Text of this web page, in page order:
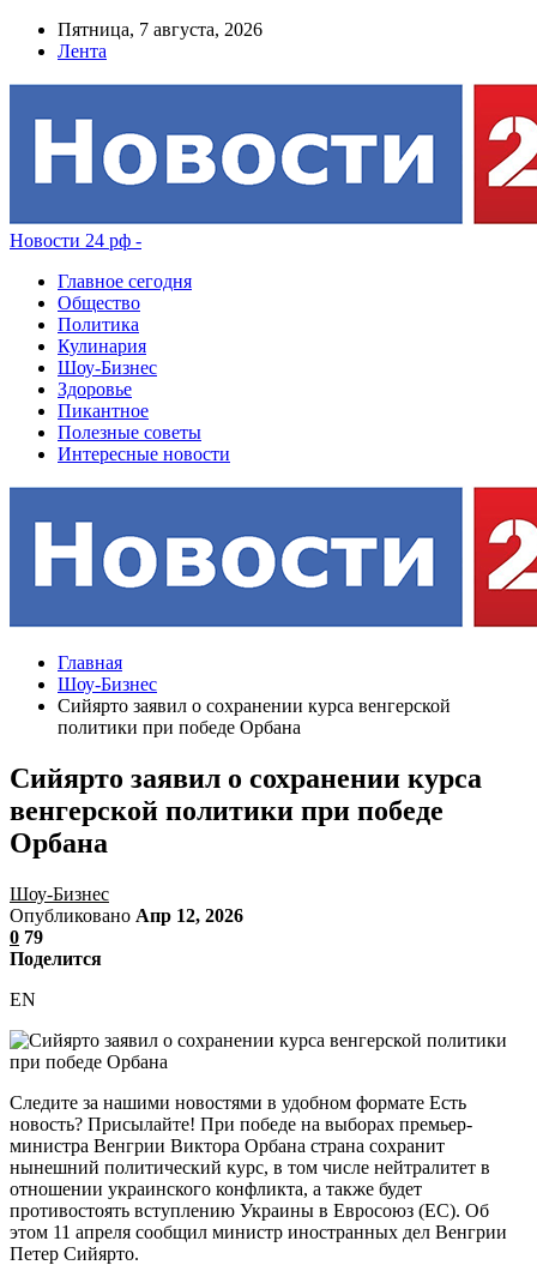
Пятница, 7 августа, 2026
Лента
Новости 24 рф -
Главное сегодня
Общество
Политика
Кулинария
Шоу-Бизнес
Здоровье
Пикантное
Полезные советы
Интересные новости
Главная
Шоу-Бизнес
Сийярто заявил о сохранении курса венгерской
политики при победе Орбана
Сийярто заявил о сохранении курса
венгерской политики при победе
Орбана
Шоу-Бизнес
Опубликовано Апр 12, 2026
0 79
Поделится
EN
Следите за нашими новостями в удобном формате Есть
новость? Присылайте! При победе на выборах премьер-
министра Венгрии Виктора Орбана страна сохранит
нынешний политический курс, в том числе нейтралитет в
отношении украинского конфликта, а также будет
противостоять вступлению Украины в Евросоюз (ЕС). Об
этом 11 апреля сообщил министр иностранных дел Венгрии
Петер Сийярто.